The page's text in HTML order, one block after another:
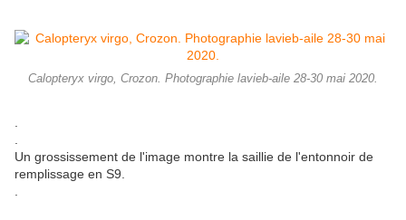
Calopteryx virgo, Crozon. Photographie lavieb-aile 28-30 mai 2020.
Un grossissement de l'image montre la saillie de l'entonnoir de
remplissage en S9.